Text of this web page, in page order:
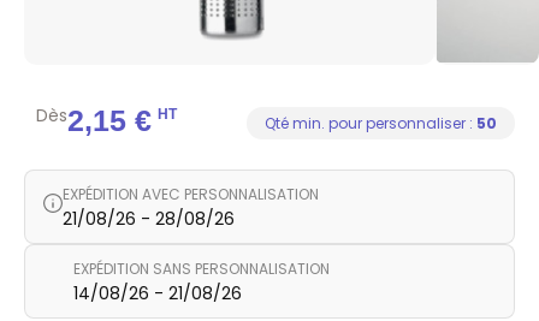
Dès2,15 € HT Qté min. pour personnaliser : 50
EXPÉDITION AVEC PERSONNALISATION
21/08/26 - 28/08/26
EXPÉDITION SANS PERSONNALISATION
14/08/26 - 21/08/26